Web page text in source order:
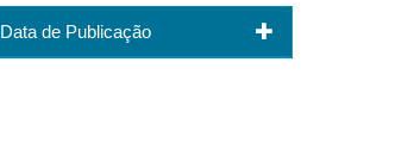
Data de Publicação